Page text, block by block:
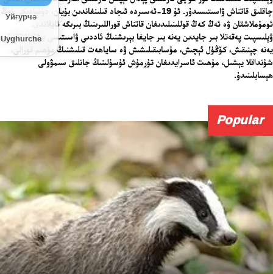
چاقلىق قاتناش ۋاسىتىسىدۇر. ئۇ 19-ئەسىردە ئىجاد قىلىنغاندىن بۇيان، دۇنيادىكى ئەڭ
ئومۇملاشقان ۋە ئەڭ كەڭ قوللىنىلىدىغان قاتناش قوراللىرىنىڭ بىرىگە ئايلاندى.
ۋېلىسپىت پەقەتلا بىر جايدىن يەنە بىر جايغا بېرىشنىڭ ئاددىي ۋاسىتىسى بولۇپلا قالماي،
يەنە چېنىقىش، كۆڭۈل ئېچىش، مۇسابىقىلىشىش ۋە ساياھەت قىلىشنىڭ مۇھىم قورالى،
شۇنداقلا يېشىل، مۇھىت ئاسرايدىغان تۇرمۇش ئۇسۇلىنىڭ جانلىق سىمۋولى
ھېسابلىنىدۇ.
Popular
Уйғурчә
Uyghurche